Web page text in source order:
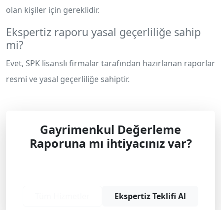
olan kişiler için gereklidir.
Ekspertiz raporu yasal geçerliliğe sahip
mi?
Evet, SPK lisanslı firmalar tarafından hazırlanan raporlar
resmi ve yasal geçerliliğe sahiptir.
Gayrimenkul Değerleme
Raporuna mı ihtiyacınız var?
Ekspertiz Teklifi Al